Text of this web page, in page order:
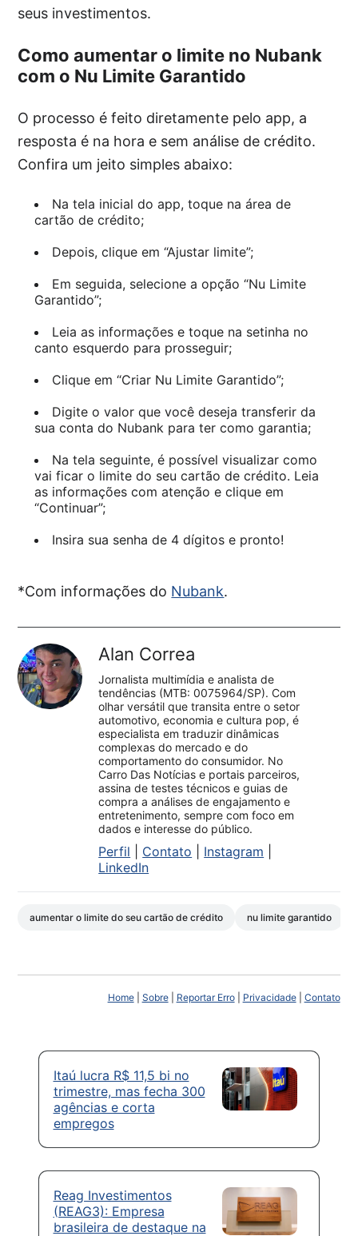
seus investimentos.
Como aumentar o limite no Nubank
com o Nu Limite Garantido
O processo é feito diretamente pelo app, a
resposta é na hora e sem análise de crédito.
Confira um jeito simples abaixo:
Na tela inicial do app, toque na área de
cartão de crédito;
Depois, clique em “Ajustar limite”;
Em seguida, selecione a opção “Nu Limite
Garantido”;
Leia as informações e toque na setinha no
canto esquerdo para prosseguir;
Clique em “Criar Nu Limite Garantido”;
Digite o valor que você deseja transferir da
sua conta do Nubank para ter como garantia;
Na tela seguinte, é possível visualizar como
vai ficar o limite do seu cartão de crédito. Leia
as informações com atenção e clique em
“Continuar”;
Insira sua senha de 4 dígitos e pronto!
*Com informações do Nubank.
Alan Correa
Jornalista multimídia e analista de
tendências (MTB: 0075964/SP). Com
olhar versátil que transita entre o setor
automotivo, economia e cultura pop, é
especialista em traduzir dinâmicas
complexas do mercado e do
comportamento do consumidor. No
Carro Das Notícias e portais parceiros,
assina de testes técnicos e guias de
compra a análises de engajamento e
entretenimento, sempre com foco em
dados e interesse do público.
Perfil Contato Instagram
LinkedIn
aumentar o limite do seu cartão de crédito nu limite garantido
Home| Sobre| Reportar Erro| Privacidade| Contato
Itaú lucra R$ 11,5 bi no
trimestre, mas fecha 300
agências e corta
empregos
Reag Investimentos
(REAG3): Empresa
brasileira de destaque na